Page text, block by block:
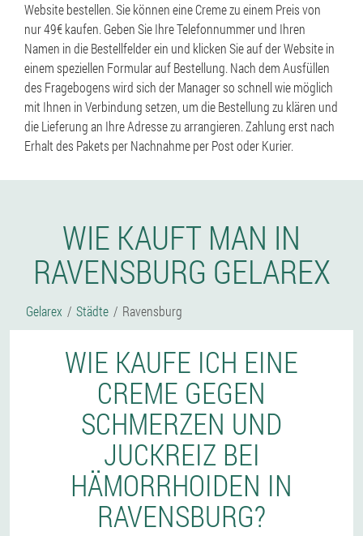
Website bestellen. Sie können eine Creme zu einem Preis von
nur 49€ kaufen. Geben Sie Ihre Telefonnummer und Ihren
Namen in die Bestellfelder ein und klicken Sie auf der Website in
einem speziellen Formular auf Bestellung. Nach dem Ausfüllen
des Fragebogens wird sich der Manager so schnell wie möglich
mit Ihnen in Verbindung setzen, um die Bestellung zu klären und
die Lieferung an Ihre Adresse zu arrangieren. Zahlung erst nach
Erhalt des Pakets per Nachnahme per Post oder Kurier.
WIE KAUFT MAN IN
RAVENSBURG GELAREX
Gelarex Städte Ravensburg
WIE KAUFE ICH EINE
CREME GEGEN
SCHMERZEN UND
JUCKREIZ BEI
HÄMORRHOIDEN IN
RAVENSBURG?